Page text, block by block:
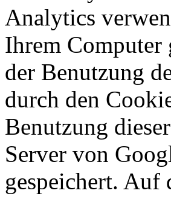
Analytics
Ihrem Computer
der Benutzung
durch den
Benutzung
Server von
gespeichert. Auf